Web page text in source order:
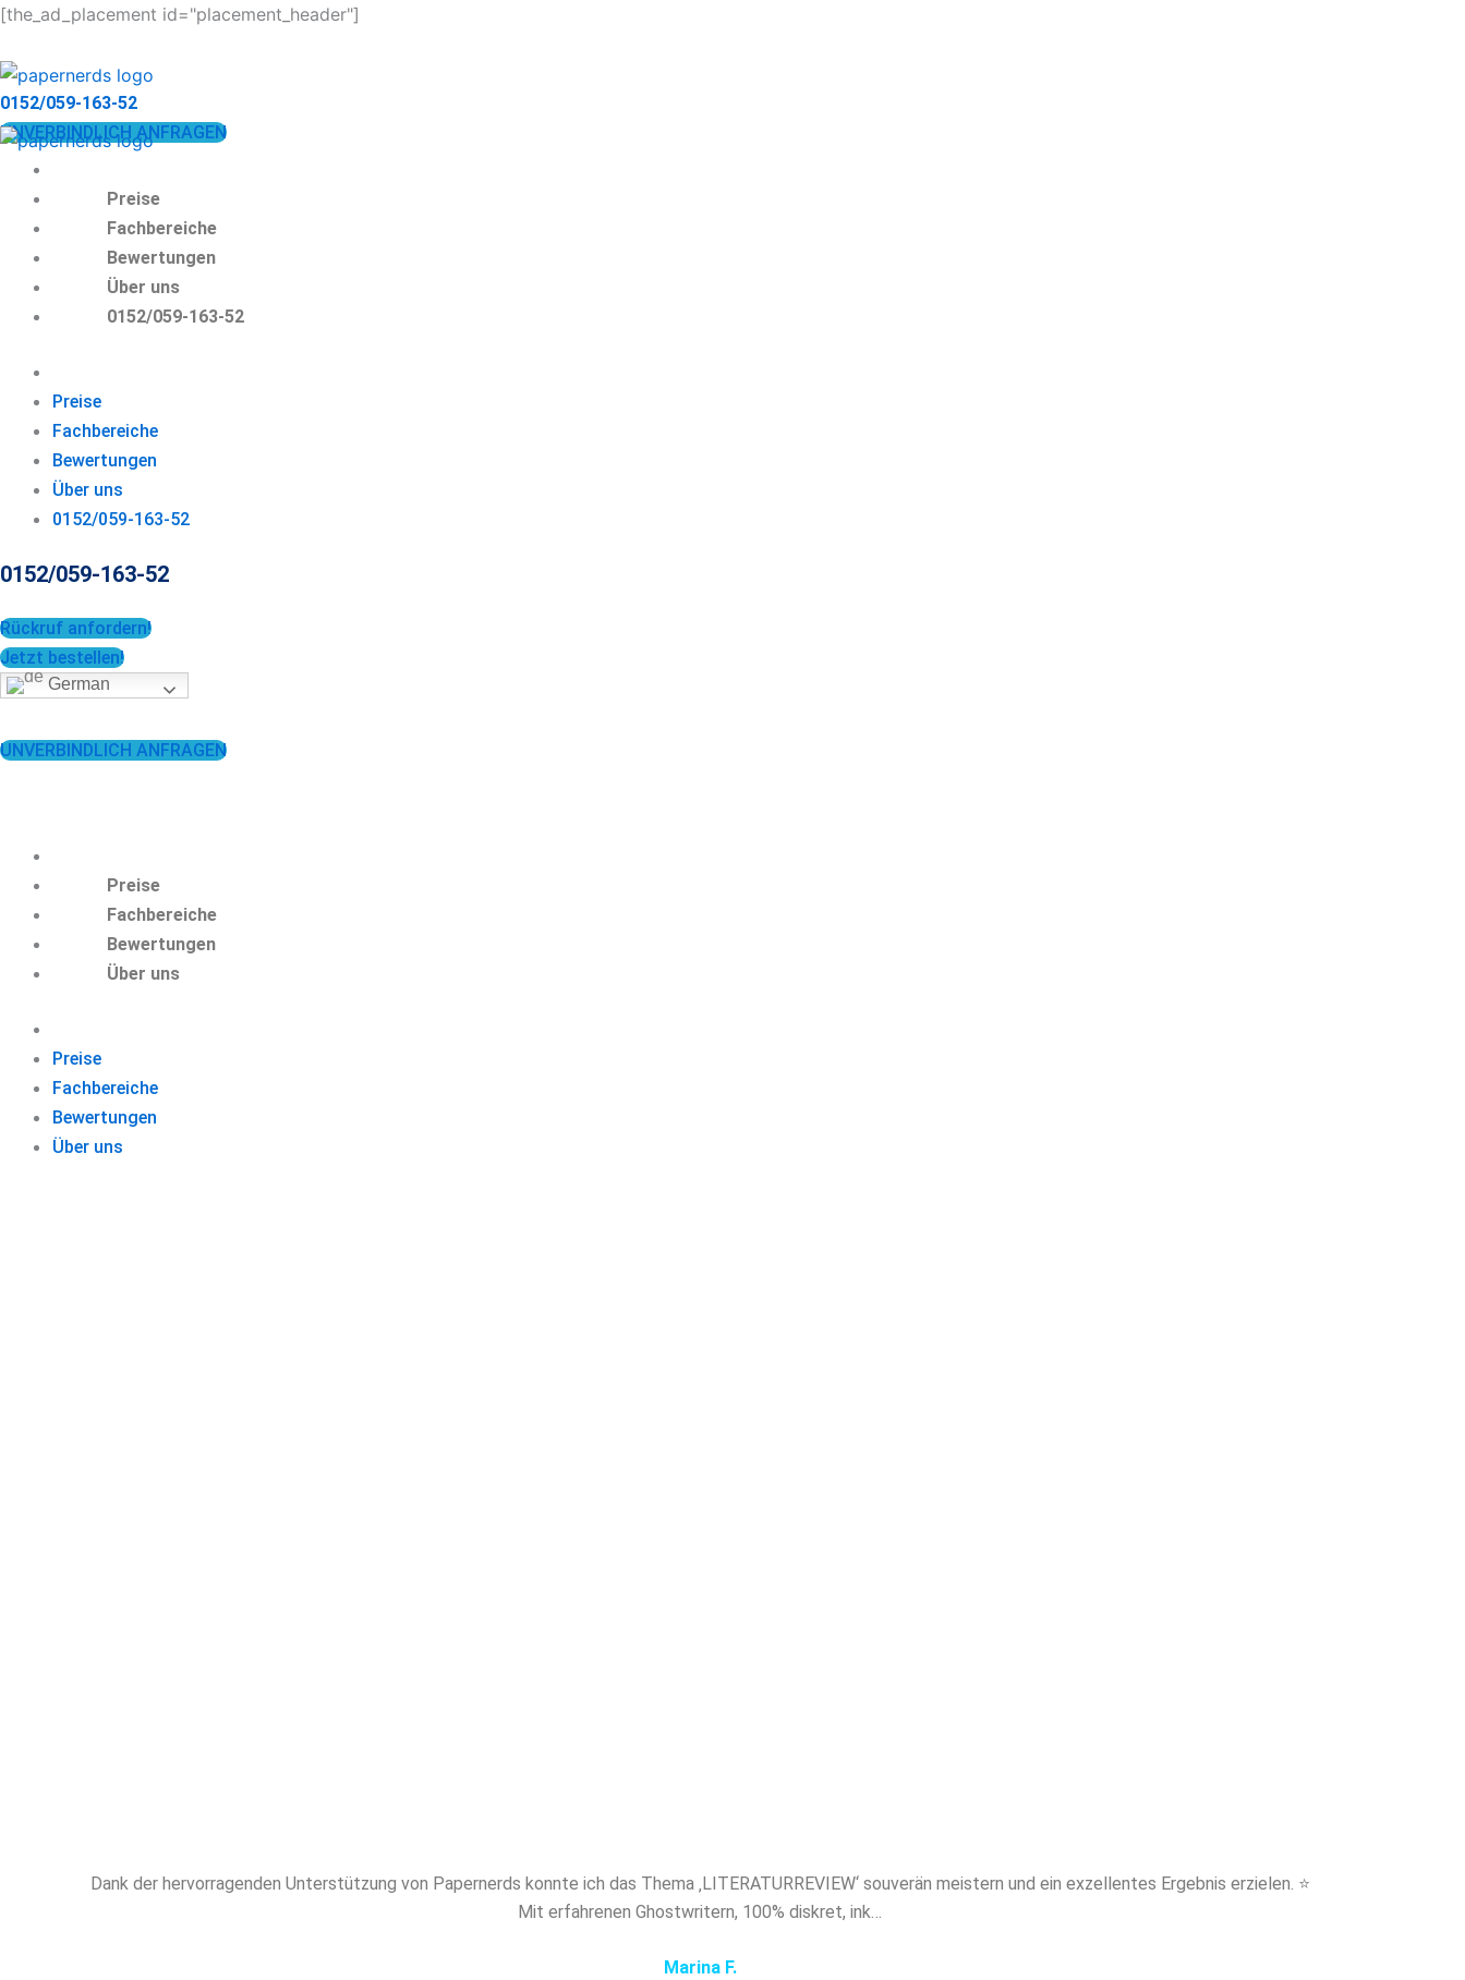
[the_ad_placement id="placement_header"]
Zum
springen
0152/059-163-52
UNVERBINDLICH ANFRAGEN
Preise
Fachbereiche
Bewertungen
Über uns
0152/059-163-52
Preise
Fachbereiche
Bewertungen
Über uns
0152/059-163-52
0152/059-163-52
Rückruf anfordern!
Jetzt bestellen!
German
0152/059-163-52
UNVERBINDLICH ANFRAGEN
Preise
Fachbereiche
Bewertungen
Über uns
Preise
Fachbereiche
Bewertungen
Über uns
Dank der hervorragenden Unterstützung von Papernerds konnte ich das Thema ‚LITERATURREVIEW‘ souverän meistern und ein exzellentes Ergebnis erzielen. ⭐
Mit erfahrenen Ghostwritern, 100% diskret, ink…
Marina F.